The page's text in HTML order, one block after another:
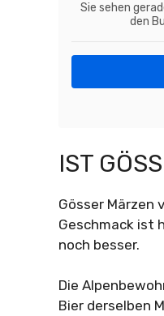
Sie sehen
den
IST
Gösser Märzen
Geschmack ist
noch besser.
Die
Bier derselben